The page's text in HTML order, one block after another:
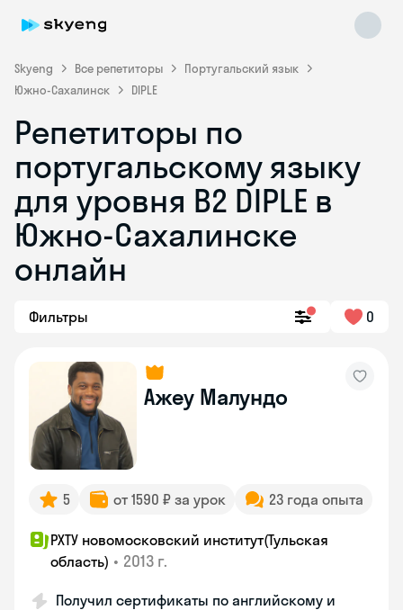
Skyeng Все репетиторы
Португальский язык
Южно-Сахалинск
DIPLE
Репетиторы по
португальскому языку
для уровня B2 DIPLE в
Южно-Сахалинске
онлайн
Фильтры 0
Ажеу Малундо
5 от 1590 ₽ за урок 23 года опыта
РХТУ новомосковский институт(Тульская
область) • 2013 г.
Получил сертификаты по английскому и
Skyeng Chat
online